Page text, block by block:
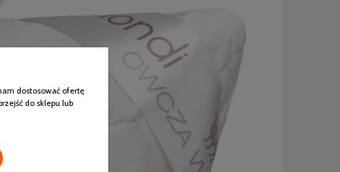
dostosować ofertę
do sklepu lub